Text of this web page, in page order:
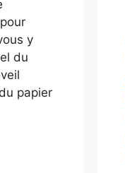
y
du
papier